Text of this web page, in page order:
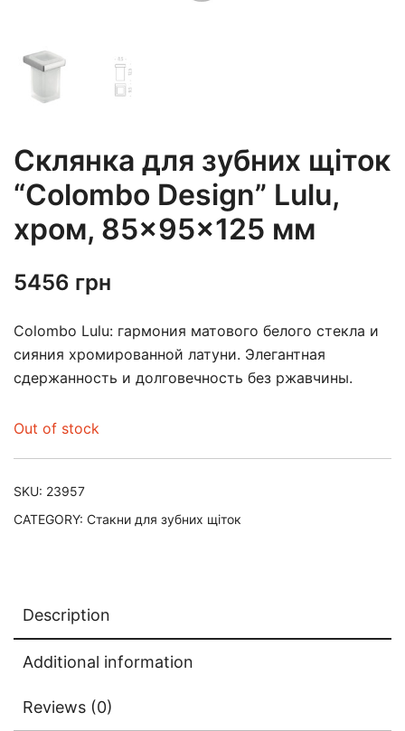
Склянка для зубних щіток
“Colombo Design” Lulu,
хром, 85×95×125 мм
5456 грн
Colombo Lulu: гармония матового белого стекла и
сияния хромированной латуни. Элегантная
сдержанность и долговечность без ржавчины.
Out of stock
SKU: 23957
CATEGORY: Стакни для зубних щіток
Description
Additional information
Reviews (0)